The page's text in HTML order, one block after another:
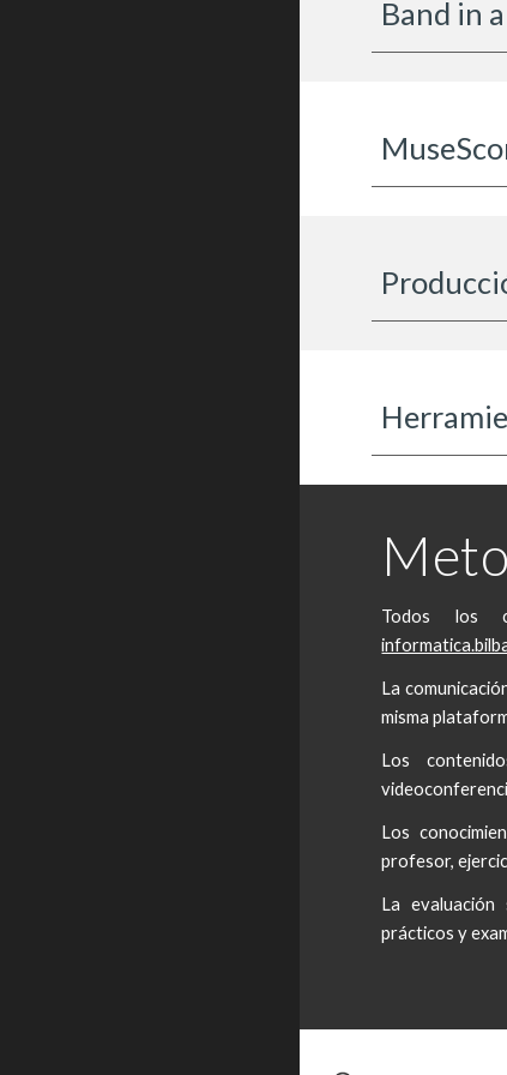
Band in
Todos los
La
misma
Los
Los
profesor,
La evaluación
prácticos y